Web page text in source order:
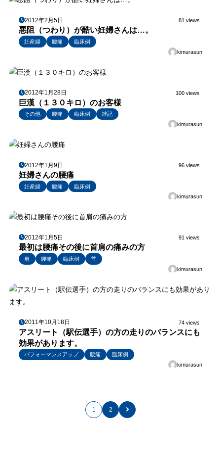
2012年2月5日 81 views
悪阻（つわり）が酷い妊婦さんは…。
妊産婦 腰痛
臨床例
kimurasun
2012年1月28日 100 views
巨漢（１３０キロ）のお客様
その他 腰痛 臨床例
雑記
kimurasun
2012年1月9日 96 views
妊婦さんの腰痛
妊産婦 腰痛
臨床例
kimurasun
2012年1月5日 91 views
最初は腰痛その後に首肩の痛みの方
肩 腰痛 臨床例
首
kimurasun
2011年10月18日 74 views
アスリート（駅伝選手）の方の走りのバランスにも
効果があります。
パフォーマンスアップ 腰痛
臨床例
kimurasun
1 2